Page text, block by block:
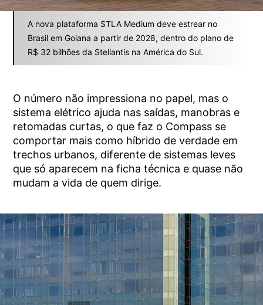
A nova plataforma STLA Medium deve estrear no
Brasil em Goiana a partir de 2028, dentro do plano de
R$ 32 bilhões da Stellantis na América do Sul.
O número não impressiona no papel, mas o
sistema elétrico ajuda nas saídas, manobras e
retomadas curtas, o que faz o Compass se
comportar mais como híbrido de verdade em
trechos urbanos, diferente de sistemas leves
que só aparecem na ficha técnica e quase não
mudam a vida de quem dirige.